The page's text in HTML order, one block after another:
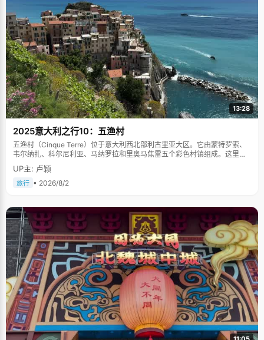
13:28
2025意大利之行10：五渔村
五渔村（Cinque Terre）位于意大利西北部利古里亚大区。它由蒙特罗索、
韦尔纳扎、科尔尼利亚、马纳罗拉和里奥马焦雷五个彩色村镇组成。这里依
山傍海，房屋色彩斑斓，1997年被列为世界文化遗产。
UP主: 卢颖
旅行 • 2026/8/2